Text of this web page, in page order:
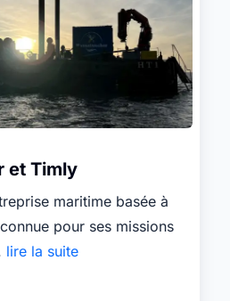
et Timly
maritime basée à
pour ses missions
lire la suite